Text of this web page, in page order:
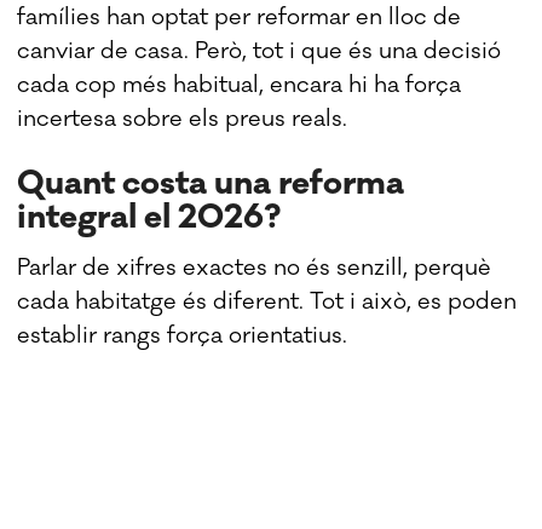
famílies han optat per reformar en lloc de
canviar de casa. Però, tot i que és una decisió
cada cop més habitual, encara hi ha força
incertesa sobre els preus reals.
Quant costa una reforma
integral el 2026?
Parlar de xifres exactes no és senzill, perquè
cada habitatge és diferent. Tot i això, es poden
establir rangs força orientatius.